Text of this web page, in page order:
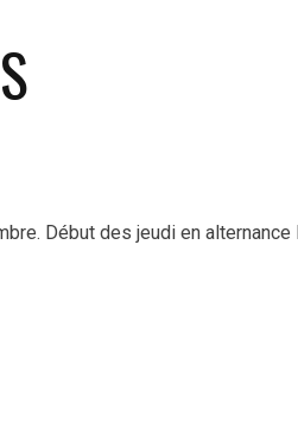
Début des jeudi en